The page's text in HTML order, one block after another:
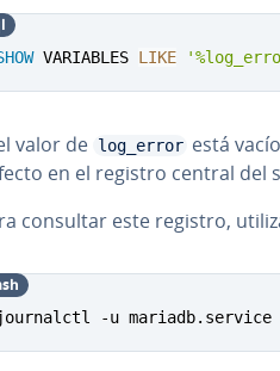
VARIABLES LIKE
valor de log_error está
en el registro central del
consultar este registro,
-u mariadb.service